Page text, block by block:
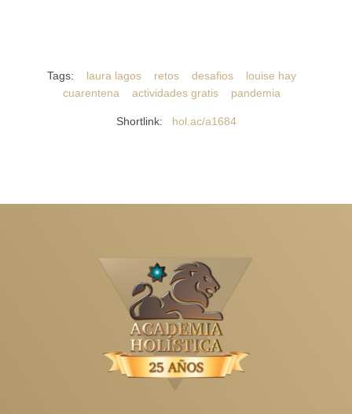
Tags: laura lagos retos desafios
louise hay
cuarentena
actividades gratis pandemia
Shortlink: hol.ac/a1684